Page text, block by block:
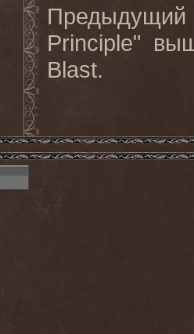
Предыдущий
Principle"
Blast.